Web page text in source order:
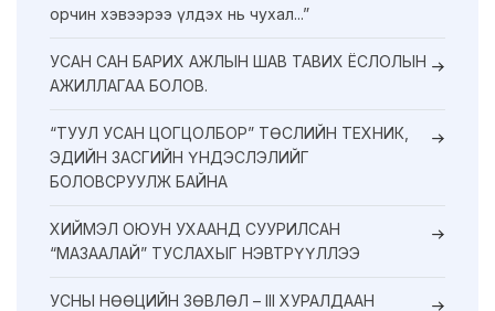
орчин хэвээрээ үлдэх нь чухал...”
УСАН САН БАРИХ АЖЛЫН ШАВ ТАВИХ ЁСЛОЛЫН
АЖИЛЛАГАА БОЛОВ.
“ТУУЛ УСАН ЦОГЦОЛБОР” ТӨСЛИЙН ТЕХНИК,
ЭДИЙН ЗАСГИЙН ҮНДЭСЛЭЛИЙГ
БОЛОВСРУУЛЖ БАЙНА
ХИЙМЭЛ ОЮУН УХААНД СУУРИЛСАН
“МАЗААЛАЙ” ТУСЛАХЫГ НЭВТРҮҮЛЛЭЭ
УСНЫ НӨӨЦИЙН ЗӨВЛӨЛ – III ХУРАЛДААН